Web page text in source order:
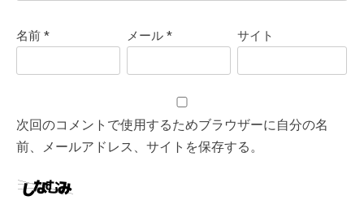
名前* メール* サイト
次回のコメントで使用するためブラウザーに自分の名
前、メールアドレス、サイトを保存する。